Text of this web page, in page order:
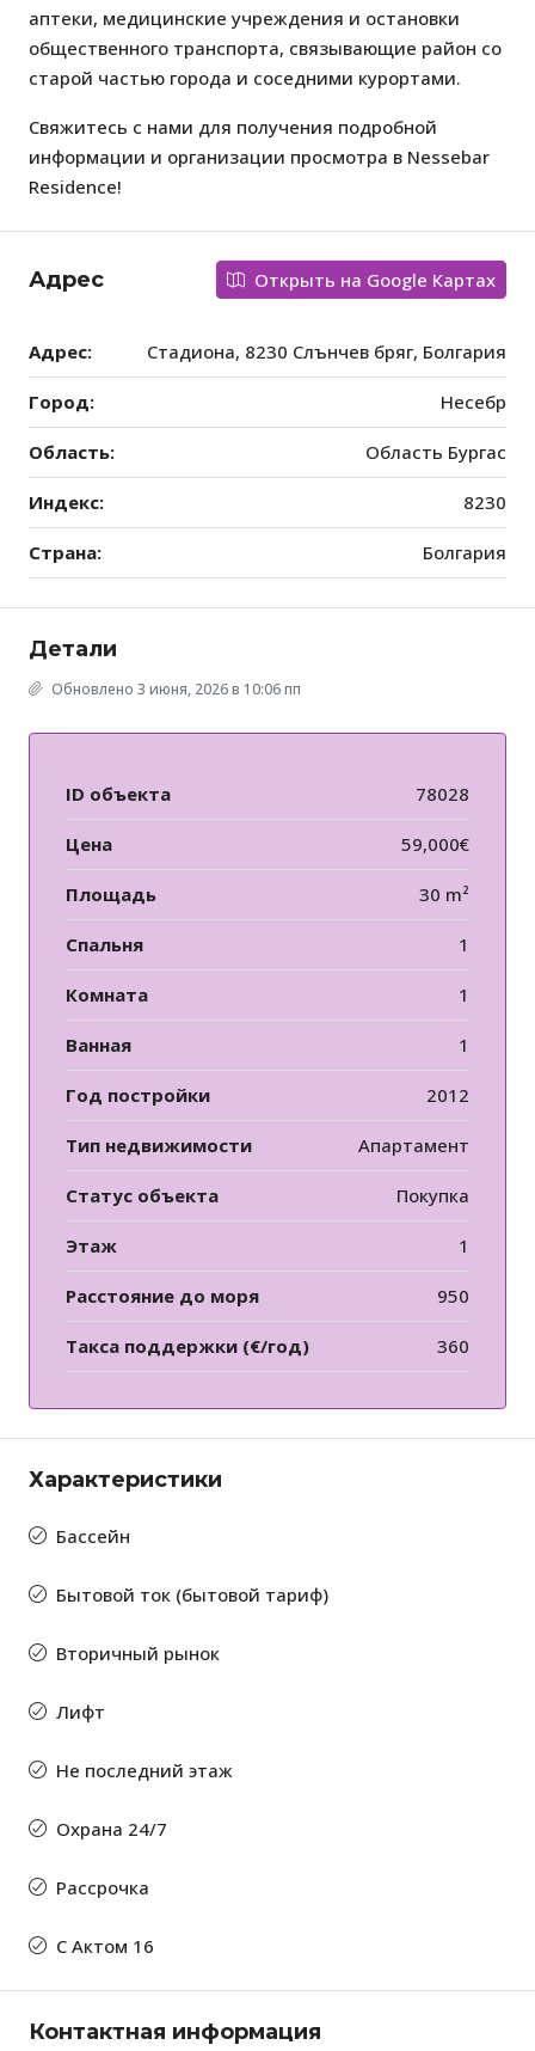
аптеки, медицинские учреждения и остановки
общественного транспорта, связывающие район со
старой частью города и соседними курортами.
Свяжитесь с нами для получения подробной
информации и организации просмотра в Nessebar
Residence!
Адрес Открыть на Google Картах
Адрес: Стадиона, 8230 Слънчев бряг, Болгария
Город: Несебр
Область: Область Бургас
Индекс: 8230
Страна: Болгария
Детали
Обновлено 3 июня, 2026 в 10:06 пп
ID объекта 78028
Цена 59,000€
Площадь 30 m²
Спальня 1
Комната 1
Ванная 1
Год постройки 2012
Тип недвижимости Апартамент
Статус объекта Покупка
Этаж 1
Расстояние до моря 950
Такса поддержки (€/год) 360
Характеристики
Бассейн
Бытовой ток (бытовой тариф)
Вторичный рынок
Лифт
Не последний этаж
Охрана 24/7
Рассрочка
С Актом 16
Контактная информация